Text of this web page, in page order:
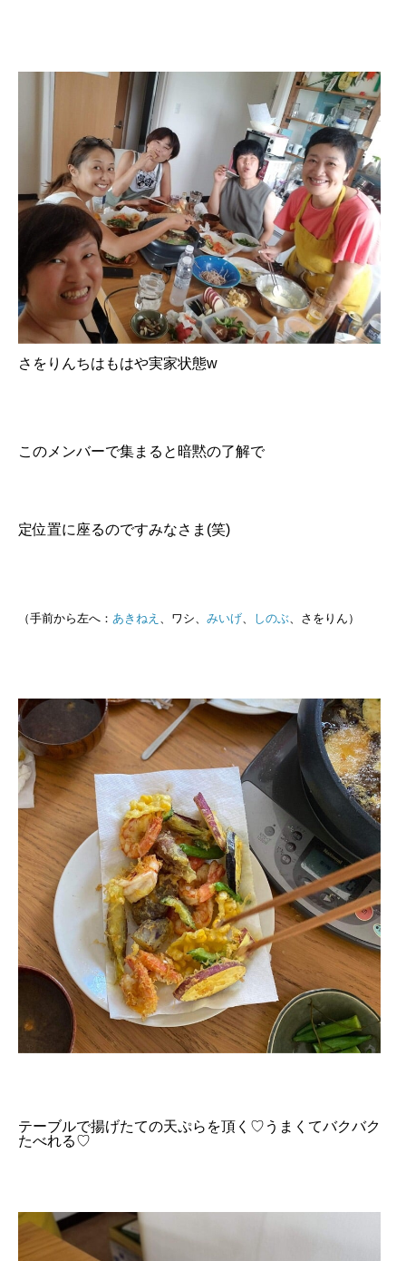
さをりんちはもはや実家状態w
このメンバーで集まると暗黙の了解で
定位置に座るのですみなさま(笑)
（手前から左へ： あきねえ 、ワシ、 みいげ、 しのぶ、さをりん）
テーブルで揚げたての天ぷらを頂く♡うまくてバクバク
たべれる♡